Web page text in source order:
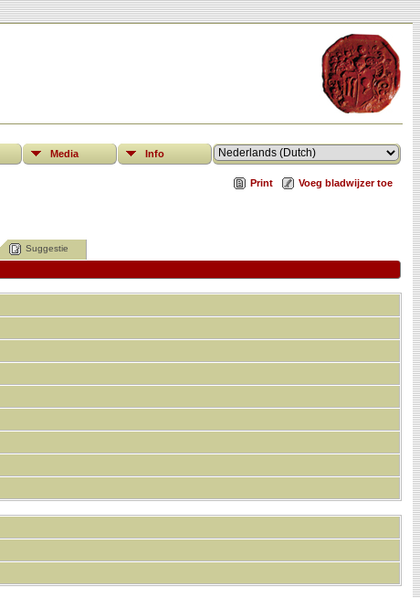
Media Info
Print Voeg bladwijzer toe
Suggestie